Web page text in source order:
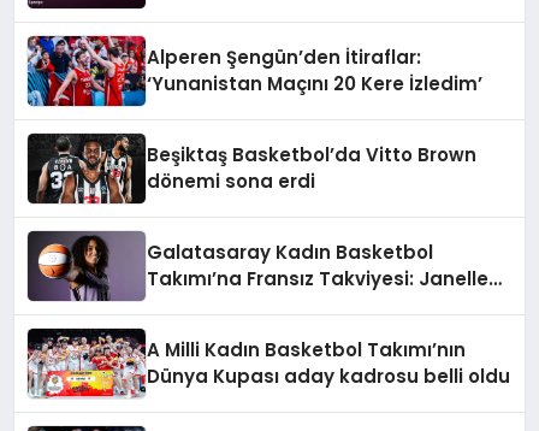
Alperen Şengün’den İtiraflar:
‘Yunanistan Maçını 20 Kere İzledim’
Beşiktaş Basketbol’da Vitto Brown
dönemi sona erdi
Galatasaray Kadın Basketbol
Takımı’na Fransız Takviyesi: Janelle
A Milli Kadın Basketbol Takımı’nın
Dünya Kupası aday kadrosu belli oldu